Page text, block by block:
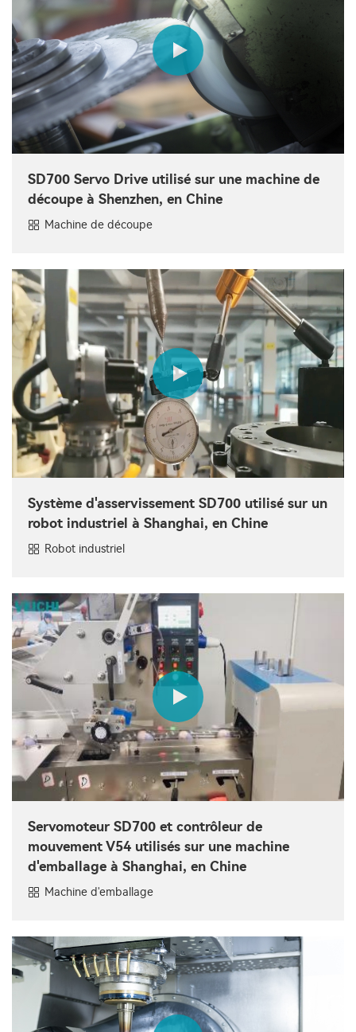
SD700 Servo Drive utilisé sur une machine de
découpe à Shenzhen, en Chine
Machine de découpe
Système d'asservissement SD700 utilisé sur un
robot industriel à Shanghai, en Chine
Robot industriel
Servomoteur SD700 et contrôleur de
mouvement V54 utilisés sur une machine
d'emballage à Shanghai, en Chine
Machine d'emballage